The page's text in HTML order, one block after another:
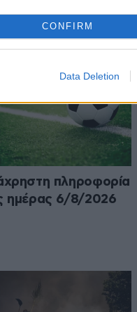
CONFIRM
Data Deletion
Ο,ΤΙ ΝΑ
πληροφορία
ημέρας 6/8/2026